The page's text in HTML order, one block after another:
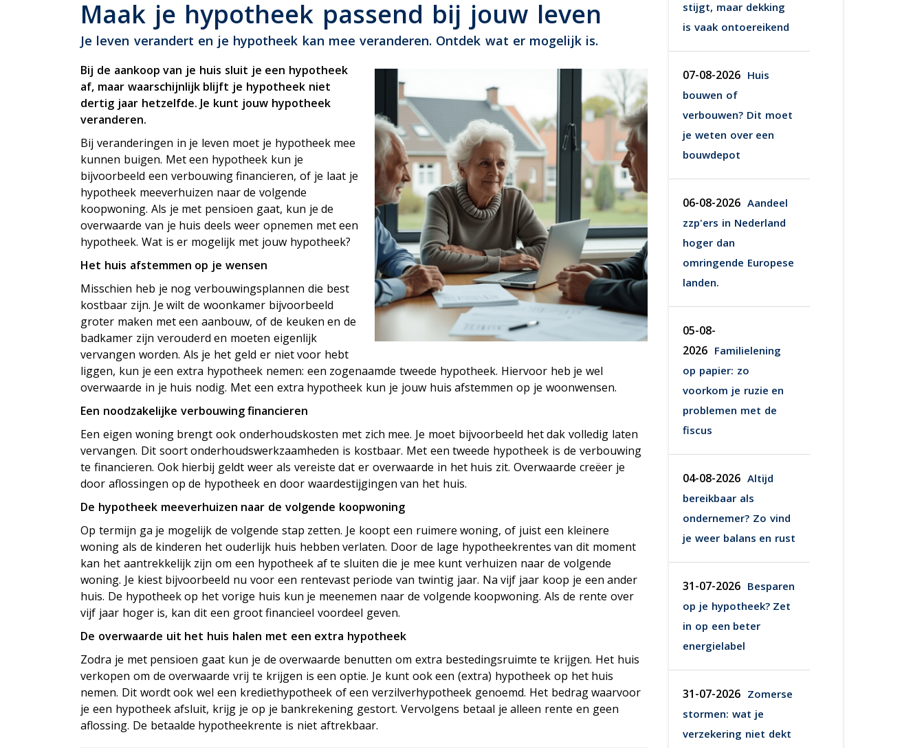
Uitvaartverzekering
Woonhuisverzekering
Pensioen
Maak je hypotheek passend bij jouw leven
Je leven verandert en je hypotheek kan mee veranderen. Ontdek wat er mogelijk is.
Bij de aankoop van je huis sluit je een hypotheek
af, maar waarschijnlijk blijft je hypotheek niet
dertig jaar hetzelfde. Je kunt jouw hypotheek
veranderen.
Bij veranderingen in je leven moet je hypotheek mee
kunnen buigen. Met een hypotheek kun je
bijvoorbeeld een verbouwing financieren, of je laat je
hypotheek meeverhuizen naar de volgende
koopwoning. Als je met pensioen gaat, kun je de
overwaarde van je huis deels weer opnemen met een
hypotheek. Wat is er mogelijk met jouw hypotheek?
Het huis afstemmen op je wensen
Misschien heb je nog verbouwingsplannen die best
kostbaar zijn. Je wilt de woonkamer bijvoorbeeld
groter maken met een aanbouw, of de keuken en de
badkamer zijn verouderd en moeten eigenlijk
vervangen worden. Als je het geld er niet voor hebt
liggen, kun je een extra hypotheek nemen: een zogenaamde tweede hypotheek. Hiervoor heb je wel
overwaarde in je huis nodig. Met een extra hypotheek kun je jouw huis afstemmen op je woonwensen.
Een noodzakelijke verbouwing financieren
Een eigen woning brengt ook onderhoudskosten met zich mee. Je moet bijvoorbeeld het dak volledig laten
vervangen. Dit soort onderhoudswerkzaamheden is kostbaar. Met een tweede hypotheek is de verbouwing
te financieren. Ook hierbij geldt weer als vereiste dat er overwaarde in het huis zit. Overwaarde creëer je
door aflossingen op de hypotheek en door waardestijgingen van het huis.
De hypotheek meeverhuizen naar de volgende koopwoning
Op termijn ga je mogelijk de volgende stap zetten. Je koopt een ruimere woning, of juist een kleinere
woning als de kinderen het ouderlijk huis hebben verlaten. Door de lage hypotheekrentes van dit moment
kan het aantrekkelijk zijn om een hypotheek af te sluiten die je mee kunt verhuizen naar de volgende
woning. Je kiest bijvoorbeeld nu voor een rentevast periode van twintig jaar. Na vijf jaar koop je een ander
huis. De hypotheek op het vorige huis kun je meenemen naar de volgende koopwoning. Als de rente over
vijf jaar hoger is, kan dit een groot financieel voordeel geven.
De overwaarde uit het huis halen met een extra hypotheek
Zodra je met pensioen gaat kun je de overwaarde benutten om extra bestedingsruimte te krijgen. Het huis
verkopen om de overwaarde vrij te krijgen is een optie. Je kunt ook een (extra) hypotheek op het huis
nemen. Dit wordt ook wel een krediethypotheek of een verzilverhypotheek genoemd. Het bedrag waarvoor
je een hypotheek afsluit, krijg je op je bankrekening gestort. Vervolgens betaal je alleen rente en geen
aflossing. De betaalde hypotheekrente is niet aftrekbaar.
stijgt, maar dekking
is vaak ontoereikend
07-08-2026 Huis
bouwen of
verbouwen? Dit moet
je weten over een
bouwdepot
06-08-2026 Aandeel
zzp'ers in Nederland
hoger dan
omringende Europese
landen.
05-08-
2026 Familielening
op papier: zo
voorkom je ruzie en
problemen met de
fiscus
04-08-2026 Altijd
bereikbaar als
ondernemer? Zo vind
je weer balans en rust
31-07-2026 Besparen
op je hypotheek? Zet
in op een beter
energielabel
31-07-2026 Zomerse
stormen: wat je
verzekering niet dekt